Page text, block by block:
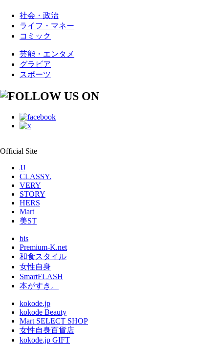
社会・政治
ライフ・マネー
コミック
芸能・エンタメ
グラビア
スポーツ
Official Site
JJ
CLASSY.
VERY
STORY
HERS
Mart
美ST
bis
Premium-K.net
和食スタイル
女性自身
SmartFLASH
本がすき。
kokode.jp
kokode Beauty
Mart SELECT SHOP
女性自身百貨店
kokode.jp GIFT